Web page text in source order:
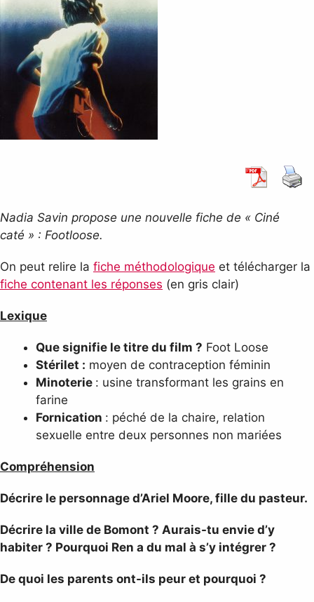
Nadia Savin propose une nouvelle fiche de « Ciné
caté » : Footloose.
On peut relire la fiche méthodologique et télécharger la
fiche contenant les réponses (en gris clair)
Lexique
Que signifie le titre du film ? Foot Loose
Stérilet : moyen de contraception féminin
Minoterie : usine transformant les grains en
farine
Fornication : péché de la chaire, relation
sexuelle entre deux personnes non mariées
Compréhension
Décrire le personnage d’Ariel Moore, fille du pasteur.
Décrire la ville de Bomont ? Aurais-tu envie d’y
habiter ? Pourquoi Ren a du mal à s’y intégrer ?
De quoi les parents ont-ils peur et pourquoi ?